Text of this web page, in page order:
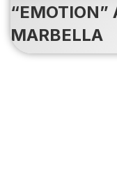
“EMOTION”
MARBELLA